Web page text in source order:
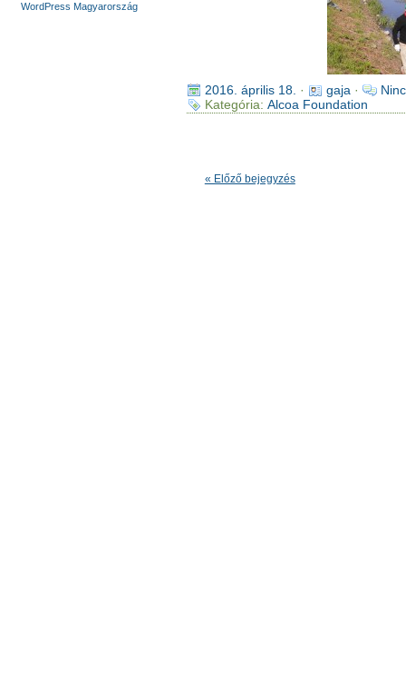
2016. április 18. · gaja ·
Kategória: Alcoa Foundation
« Előző bejegyzés
WordPress Magyarország